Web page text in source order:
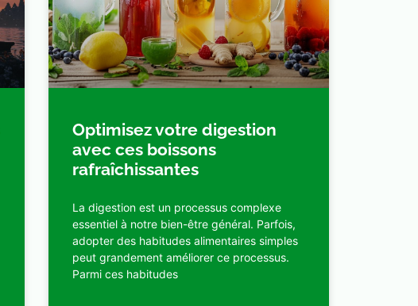
Optimisez votre digestion
avec ces boissons
rafraîchissantes
La digestion est un processus complexe
essentiel à notre bien-être général. Parfois,
adopter des habitudes alimentaires simples
peut grandement améliorer ce processus.
Parmi ces habitudes